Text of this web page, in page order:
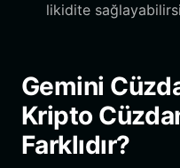
likidite
Gemini
Kripto
Farklıdır?